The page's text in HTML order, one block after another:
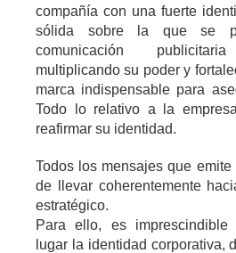
compañía con una fuerte
só lida sobre la que se
comunicación
multiplicando su poder y
marca indispensable para
Todo lo relativo a la
reafirmar su identidad.
Todos los mensajes que
de llevar coherentemente
estratégico.
Para ello, es imprescindible
lugar la identidad corporativa,